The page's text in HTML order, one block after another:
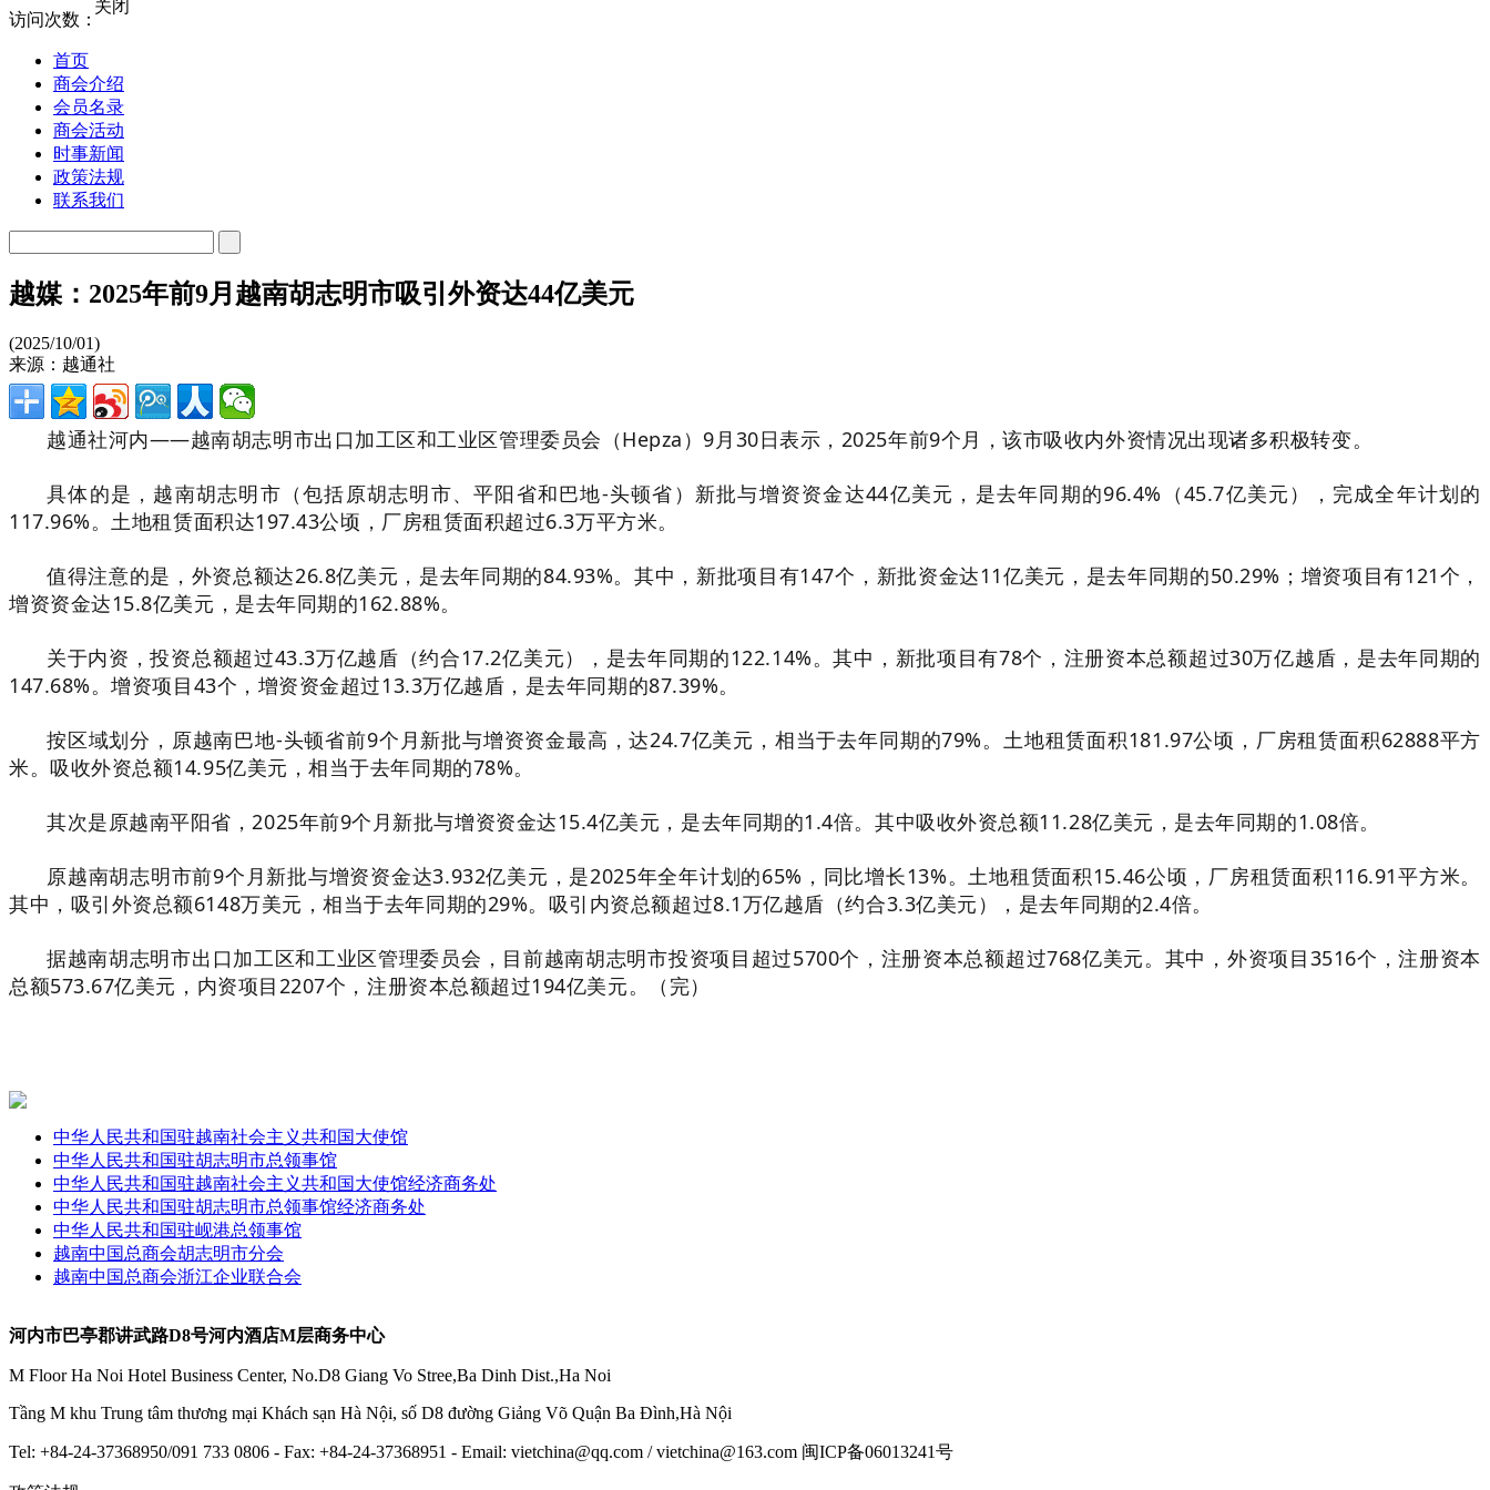
访问次数：
首页
商会介绍
会员名录
商会活动
时事新闻
政策法规
联系我们
越媒：2025年前9月越南胡志明市吸引外资达44亿美元
(2025/10/01)
来源：越通社
越通社河内——越南胡志明市出口加工区和工业区管理委员会（Hepza）9月30日表示，2025年前9个月，该市吸收内外资情况出现诸多积极转变。
具体的是，越南胡志明市（包括原胡志明市、平阳省和巴地-头顿省）新批与增资资金达44亿美元，是去年同期的96.4%（45.7亿美元），完成全年计划的
117.96%。土地租赁面积达197.43公顷，厂房租赁面积超过6.3万平方米。
值得注意的是，外资总额达26.8亿美元，是去年同期的84.93%。其中，新批项目有147个，新批资金达11亿美元，是去年同期的50.29%；增资项目有121个，
增资资金达15.8亿美元，是去年同期的162.88%。
关于内资，投资总额超过43.3万亿越盾（约合17.2亿美元），是去年同期的122.14%。其中，新批项目有78个，注册资本总额超过30万亿越盾，是去年同期的
147.68%。增资项目43个，增资资金超过13.3万亿越盾，是去年同期的87.39%。
按区域划分，原越南巴地-头顿省前9个月新批与增资资金最高，达24.7亿美元，相当于去年同期的79%。土地租赁面积181.97公顷，厂房租赁面积62888平方
米。吸收外资总额14.95亿美元，相当于去年同期的78%。
其次是原越南平阳省，2025年前9个月新批与增资资金达15.4亿美元，是去年同期的1.4倍。其中吸收外资总额11.28亿美元，是去年同期的1.08倍。
原越南胡志明市前9个月新批与增资资金达3.932亿美元，是2025年全年计划的65%，同比增长13%。土地租赁面积15.46公顷，厂房租赁面积116.91平方米。
其中，吸引外资总额6148万美元，相当于去年同期的29%。吸引内资总额超过8.1万亿越盾（约合3.3亿美元），是去年同期的2.4倍。
据越南胡志明市出口加工区和工业区管理委员会，目前越南胡志明市投资项目超过5700个，注册资本总额超过768亿美元。其中，外资项目3516个，注册资本
总额573.67亿美元，内资项目2207个，注册资本总额超过194亿美元。（完）
中华人民共和国驻越南社会主义共和国大使馆
中华人民共和国驻胡志明市总领事馆
中华人民共和国驻越南社会主义共和国大使馆经济商务处
中华人民共和国驻胡志明市总领事馆经济商务处
中华人民共和国驻岘港总领事馆
越南中国总商会胡志明市分会
越南中国总商会浙江企业联合会
河内市巴亭郡讲武路D8号河内酒店M层商务中心
M Floor Ha Noi Hotel Business Center, No.D8 Giang Vo Stree,Ba Dinh Dist.,Ha Noi
Tầng M khu Trung tâm thương mại Khách sạn Hà Nội, số D8 đường Giảng Võ Quận Ba Đình,Hà Nội
Tel: +84-24-37368950/091 733 0806 - Fax: +84-24-37368951 - Email: vietchina@qq.com / vietchina@163.com 闽ICP备06013241号
关闭